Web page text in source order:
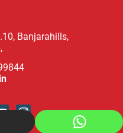
Banjarahills,